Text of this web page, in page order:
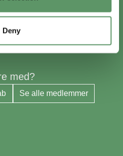
Deny
i
vidensinstitutioner,
myndigheder.
med?
Se alle medlemmer